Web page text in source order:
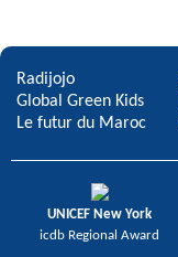
Radijojo
Global Green Kids
Le futur du Maroc
UNICEF New York
icdb Regional Award